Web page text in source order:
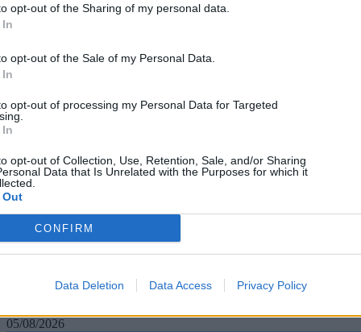
opt-out of the Sharing of my personal data.
opt-out of the Sale of my Personal Data.
opt-out of processing my Personal Data for Targeted
opt-out of Collection, Use, Retention, Sale, and/or Sharing
Data that Is Unrelated with the Purposes for which it
CONFIRM
Data Deletion Data Access Privacy Policy
Technology
Μην φεύγετε αμέσως μετά την πληρωμή σε POS με
Google Wallet
05/08/2026